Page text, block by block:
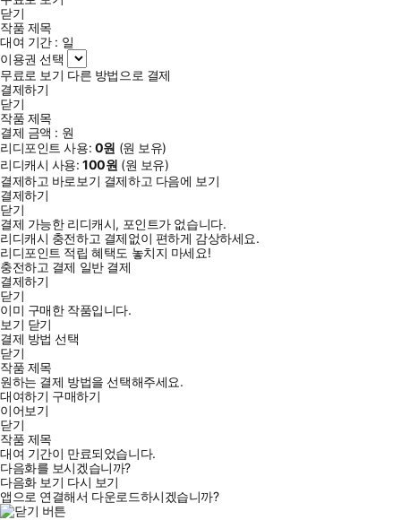
닫기
작품 제목
대여 기간 : 일
이용권 선택
무료로 보기 다른 방법으로 결제
결제하기
닫기
작품 제목
결제 금액 : 원
리디포인트 사용: 0원 (원 보유)
리디캐시 사용:100원 (원 보유)
결제하고 바로보기 결제하고 다음에 보기
결제하기
닫기
결제 가능한 리디캐시, 포인트가 없습니다.
리디캐시 충전하고 결제없이 편하게 감상하세요.
리디포인트 적립 혜택도 놓치지 마세요!
충전하고 결제 일반 결제
결제하기
닫기
이미 구매한 작품입니다.
보기 닫기
결제 방법 선택
닫기
작품 제목
원하는 결제 방법을 선택해주세요.
대여하기 구매하기
이어보기
닫기
작품 제목
대여 기간이 만료되었습니다.
다음화를 보시겠습니까?
다음화 보기 다시 보기
앱으로 연결해서 다운로드하시겠습니까?